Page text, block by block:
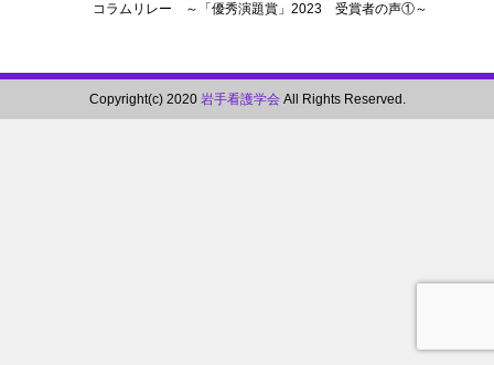
コラムリレー ～「優秀演題賞」2023 受賞者の声①～
Copyright(c) 2020 岩手看護学会All Rights Reserved.